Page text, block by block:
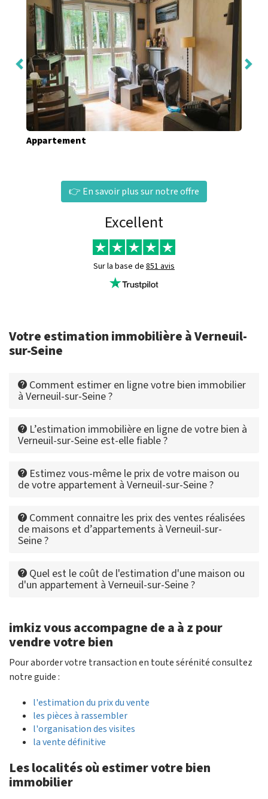
Appartement
👉 En savoir plus sur notre offre
Excellent
Sur la base de 851 avis
Votre estimation immobilière à Verneuil-
sur-Seine
Comment estimer en ligne votre bien immobilier
à Verneuil-sur-Seine ?
L’estimation immobilière en ligne de votre bien à
Verneuil-sur-Seine est-elle fiable ?
Estimez vous-même le prix de votre maison ou
de votre appartement à Verneuil-sur-Seine ?
Comment connaitre les prix des ventes réalisées
de maisons et d’appartements à Verneuil-sur-
Seine ?
Quel est le coût de l'estimation d'une maison ou
d'un appartement à Verneuil-sur-Seine ?
imkiz vous accompagne de a à z pour
vendre votre bien
Pour aborder votre transaction en toute sérénité consultez
notre guide :
l'estimation du prix du vente
les pièces à rassembler
l'organisation des visites
la vente définitive
Les localités où estimer votre bien
immobilier